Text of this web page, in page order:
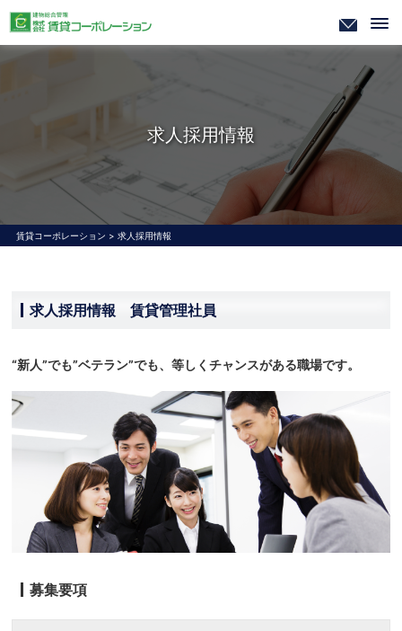
求人採用情報
賃貸コーポレーション >求人採用情報
求人採用情報 賃貸管理社員
“新人”でも”ベテラン”でも、等しくチャンスがある職場です。
募集要項